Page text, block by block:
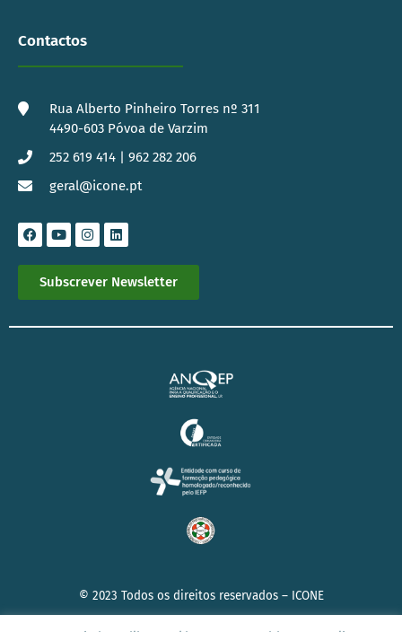
Contactos
Rua Alberto Pinheiro Torres nº 311
4490-603 Póvoa de Varzim
252 619 414 | 962 282 206
geral@icone.pt
Subscrever Newsletter
© 2023 Todos os direitos reservados – ICONE